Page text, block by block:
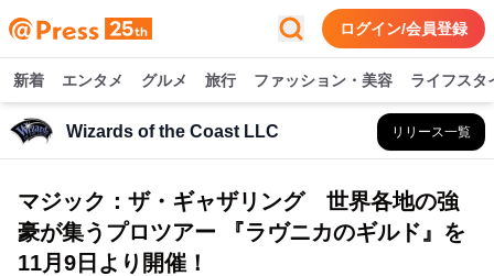
ログイン/会員登録
新着 エンタメ グルメ 旅行 ファッション・美容 ライフスタ
Wizards of the Coast LLC リリース一覧
マジック：ザ・ギャザリング 世界各地の強
豪が集うプロツアー 『ラヴニカのギルド』を
11月9日より開催！